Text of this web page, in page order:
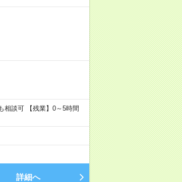
相談可 【残業】0～5時間
詳細へ